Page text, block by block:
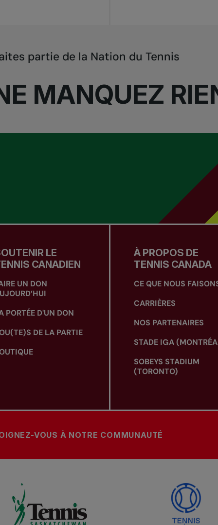
MANQUEZ
partie de la Nation du Tennis
LE
CANADIEN
UN DON
PORTÉE D'UN DON
DE LA PARTIE
À PROPOS DE
TENNIS CANADA
CE QUE NOUS
CARRIÈRES
NOS PARTENAIRES
STADE IGA
SOBEYS STADIUM
(TORONTO)
VOUS À NOTRE COMMUNAUTÉ